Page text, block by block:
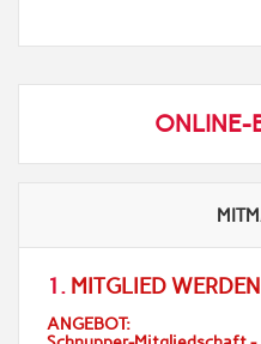
ONLINE-
1. MITGLIED WERDEN
ANGEBOT: